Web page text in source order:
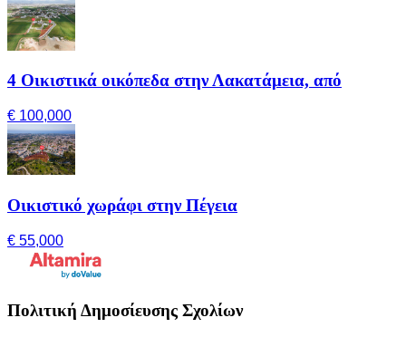
4 Οικιστικά οικόπεδα στην Λακατάμεια, από
€ 100,000
Οικιστικό χωράφι στην Πέγεια
€ 55,000
Πολιτική Δημοσίευσης Σχολίων